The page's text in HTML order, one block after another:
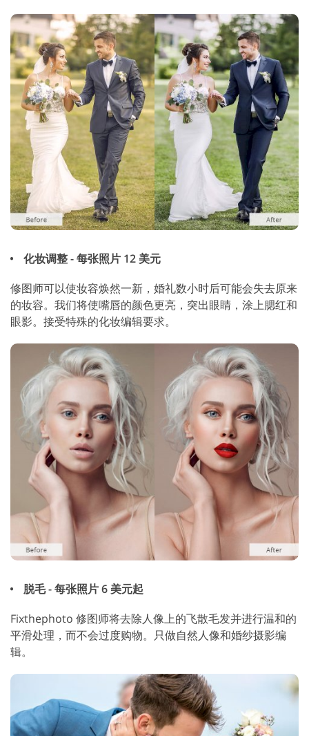
化妆调整 - 每张照片 12 美元
修图师可以使妆容焕然一新，婚礼数小时后可能会失去原来
的妆容。我们将使嘴唇的颜色更亮，突出眼睛，涂上腮红和
眼影。接受特殊的化妆编辑要求。
脱毛 - 每张照片 6 美元起
Fixthephoto 修图师将去除人像上的飞散毛发并进行温和的
平滑处理，而不会过度购物。只做自然人像和婚纱摄影编
辑。